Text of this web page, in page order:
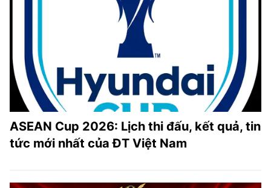
ASEAN Cup 2026: Lịch thi đấu, kết quả, tin
tức mới nhất của ĐT Việt Nam